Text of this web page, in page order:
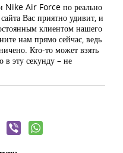
Nike Air Force по реально
Вас приятно удивит, и
клиентом нашего
нам прямо сейчас, ведь
Кто-то может взять
в эту секунду – не